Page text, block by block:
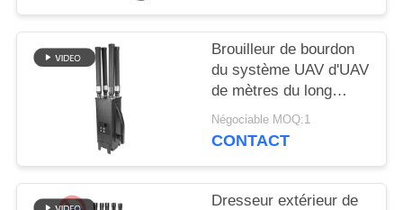
POLICY
Brouilleur de bourdon
du système UAV d'UAV
de mètres du long
terme 1000-2000 anti
pour Mavic3 Mavic2
Négociable MOQ:1
CONTACT
Dresseur extérieur de